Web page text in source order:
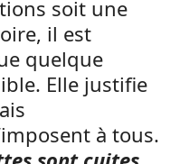
soit une
il est
quelque
Elle justifie
à tous.